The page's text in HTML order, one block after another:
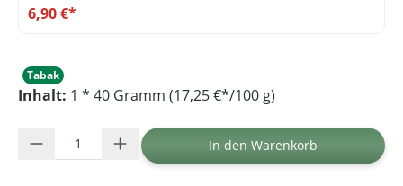
6,90 €*
Tabak
Inhalt: 1 * 40 Gramm (17,25 €*/100 g)
Produkt Anzahl: Gib den gewünschten
In den Warenkorb